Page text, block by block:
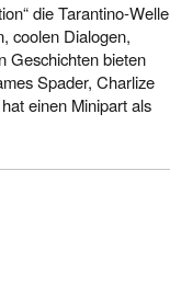
die Tarantino-Welle
coolen Dialogen,
Geschichten bieten
Spader, Charlize
einen Minipart als